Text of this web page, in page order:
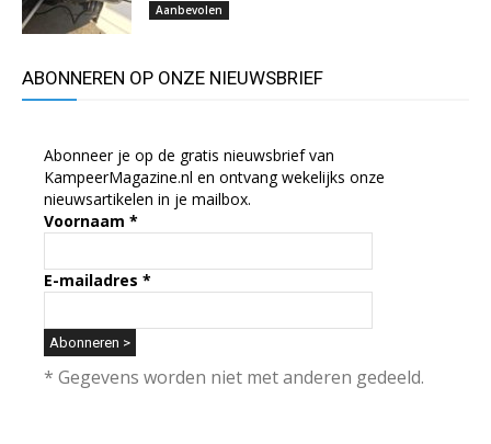
Aanbevolen
ABONNEREN OP ONZE NIEUWSBRIEF
Abonneer je op de gratis nieuwsbrief van
KampeerMagazine.nl en ontvang wekelijks onze
nieuwsartikelen in je mailbox.
Voornaam *
E-mailadres *
* Gegevens worden niet met anderen gedeeld.